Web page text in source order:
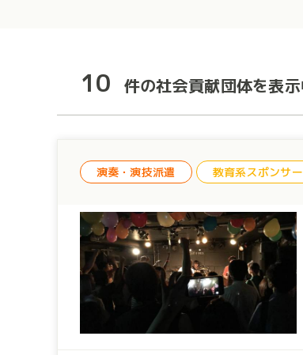
10 件の社会貢献団体を表
演奏・演技派遣 教育系スポンサー